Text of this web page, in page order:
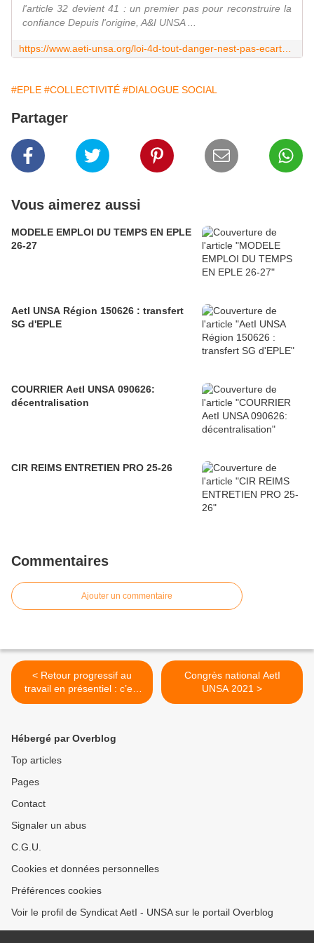
l'article 32 devient 41 : un premier pas pour reconstruire la
confiance Depuis l'origine, A&I UNSA ...
#EPLE #COLLECTIVITÉ #DIALOGUE SOCIAL
Partager
Vous aimerez aussi
MODELE EMPLOI DU TEMPS EN EPLE
26-27
AetI UNSA Région 150626 : transfert
SG d'EPLE
COURRIER AetI UNSA 090626:
décentralisation
CIR REIMS ENTRETIEN PRO 25-26
Commentaires
Ajouter un commentaire
< Retour progressif au
travail en présentiel : c’est
possible !
Congrès national AetI
UNSA 2021 >
Hébergé par Overblog
Top articles
Pages
Contact
Signaler un abus
C.G.U.
Cookies et données personnelles
Préférences cookies
Voir le profil de Syndicat AetI - UNSA sur le portail Overblog